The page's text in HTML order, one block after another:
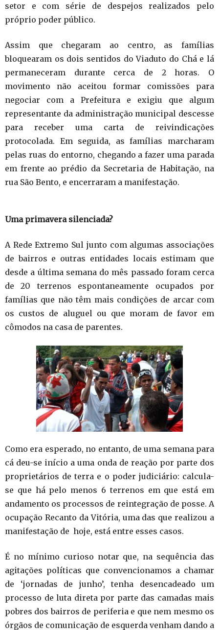
setor e com série de despejos realizados pelo
próprio poder público.
Assim que chegaram ao centro, as famílias
bloquearam os dois sentidos do Viaduto do Chá e lá
permaneceram durante cerca de 2 horas. O
movimento não aceitou formar comissões para
negociar com a Prefeitura e exigiu que algum
representante da administração municipal descesse
para receber uma carta de reivindicações
protocolada. Em seguida, as famílias marcharam
pelas ruas do entorno, chegando a fazer uma parada
em frente ao prédio da Secretaria de Habitação, na
rua São Bento, e encerraram a manifestação.
Uma primavera silenciada?
A Rede Extremo Sul junto com algumas associações
de bairros e outras entidades locais estimam que
desde a última semana do mês passado foram cerca
de 20 terrenos espontaneamente ocupados por
famílias que não têm mais condições de arcar com
os custos de aluguel ou que moram de favor em
cômodos na casa de parentes.
Como era esperado, no entanto, de uma semana para
cá deu-se início a uma onda de reação por parte dos
proprietários de terra e o poder judiciário: calcula-
se que há pelo menos 6 terrenos em que está em
andamento os processos de reintegração de posse. A
ocupação Recanto da Vitória, uma das que realizou a
manifestação de hoje, está entre esses casos.
É no mínimo curioso notar que, na sequência das
agitações políticas que convencionamos a chamar
de ‘jornadas de junho’, tenha desencadeado um
processo de luta direta por parte das camadas mais
pobres dos bairros de periferia e que nem mesmo os
órgãos de comunicação de esquerda venham dando a